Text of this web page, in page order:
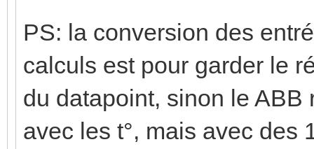
PS: la conversion des
calculs est pour garder le
du datapoint, sinon le
avec les t°, mais avec des